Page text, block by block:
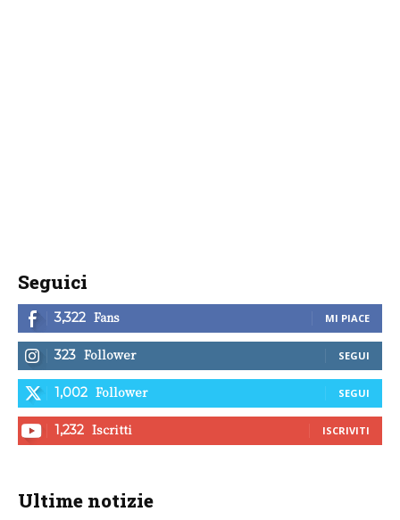
Seguici
3,322 Fans MI PIACE
323 Follower SEGUI
1,002 Follower SEGUI
1,232 Iscritti ISCRIVITI
Ultime notizie